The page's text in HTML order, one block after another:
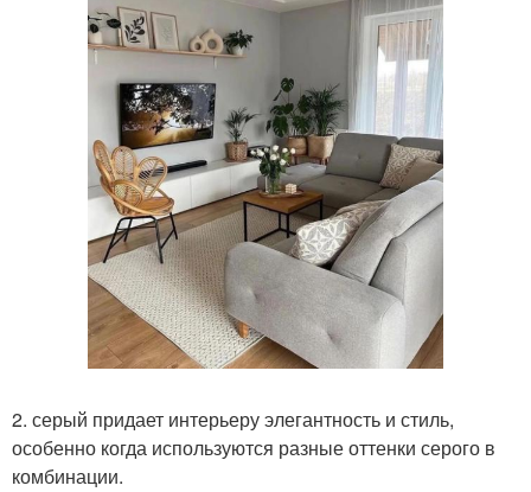
2. серый придает интерьеру элегантность и стиль,
особенно когда используются разные оттенки серого в
комбинации.